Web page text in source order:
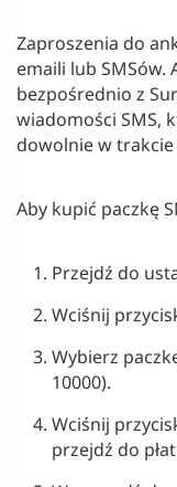
Zaproszenia do
emaili lub SMSów.
bezpośrednio z
wiadomości SMS,
dowolnie w
Aby kupić paczkę
Przejdź do
Wciśnij
Wybierz
10000).
Wciśnij
przejdź do